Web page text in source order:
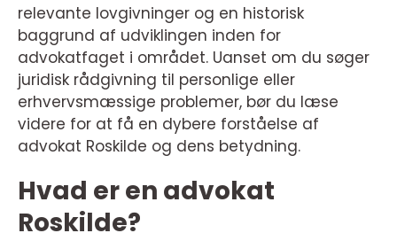
relevante lovgivninger og en historisk
baggrund af udviklingen inden for
advokatfaget i området. Uanset om du søger
juridisk rådgivning til personlige eller
erhvervsmæssige problemer, bør du læse
videre for at få en dybere forståelse af
advokat Roskilde og dens betydning.
Hvad er en advokat
Roskilde?